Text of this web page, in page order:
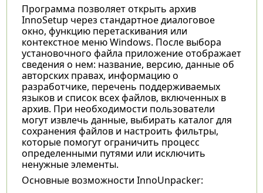
Программа позволяет открыть архив
InnoSetup через стандартное диалоговое
окно, функцию перетаскивания или
контекстное меню Windows. После выбора
установочного файла приложение отображает
сведения о нем: название, версию, данные об
авторских правах, информацию о
разработчике, перечень поддерживаемых
языков и список всех файлов, включенных в
архив. При необходимости пользователи
могут извлечь данные, выбирать каталог для
сохранения файлов и настроить фильтры,
которые помогут ограничить процесс
определенными путями или исключить
ненужные элементы.
Основные возможности InnoUnpacker: